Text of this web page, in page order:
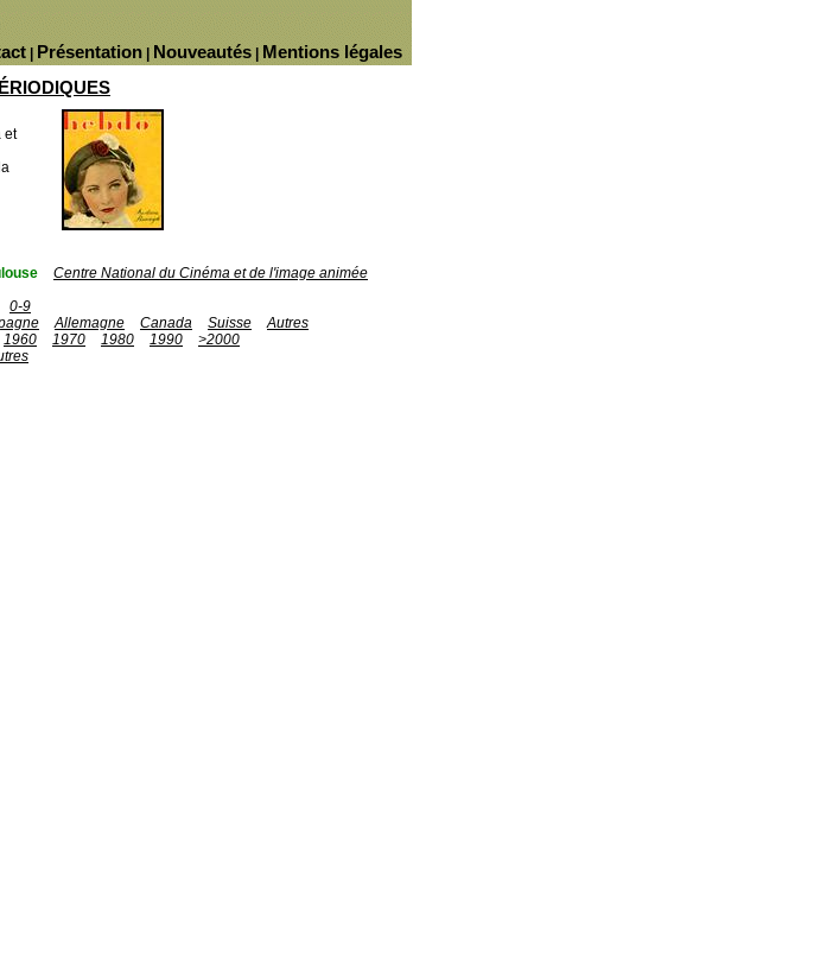
Mentions légales
Nouveautés
Présentation
et
Centre National du Cinéma et de l'image animée
0-9
Allemagne Canada Suisse
Autres
1960 1970 1980 1990
>2000